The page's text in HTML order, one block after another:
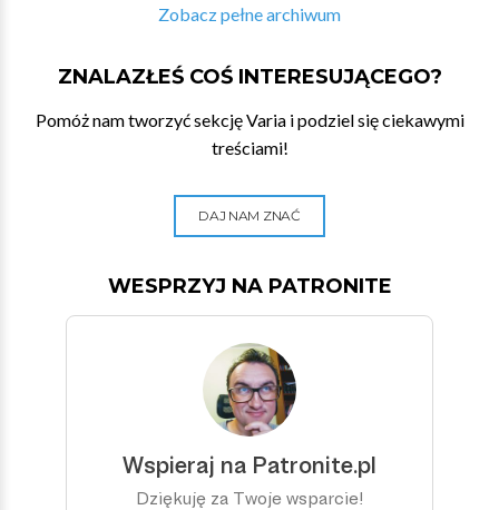
Zobacz pełne archiwum
ZNALAZŁEŚ COŚ INTERESUJĄCEGO?
Pomóż nam tworzyć sekcję Varia i podziel się ciekawymi
treściami!
DAJ NAM ZNAĆ
WESPRZYJ NA PATRONITE